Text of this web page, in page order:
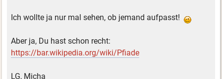
Ich wollte ja nur mal sehen, ob jemand aufpasst!
Aber ja, Du hast schon recht:
https://bar.wikipedia.org/wiki/Pfiade
LG, Micha